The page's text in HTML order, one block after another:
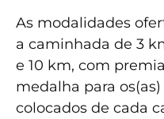
As modalidades
a caminhada de 3
e 10 km, com
medalha para
colocados de cada